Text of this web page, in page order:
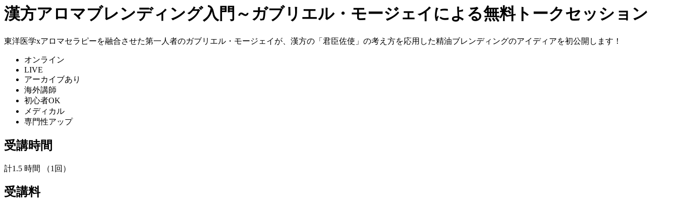
漢方アロマブレンディング入門～ガブリエル・モージェイによる無料トークセッション
東洋医学xアロマセラピーを融合させた第一人者のガブリエル・モージェイが、漢方の「君臣佐使」の考え方を応用した精油ブレンディングのアイディアを初公開します！
オンライン
LIVE
アーカイブあり
海外講師
初心者OK
メディカル
専門性アップ
受講時間
計1.5 時間 （1回）
受講料